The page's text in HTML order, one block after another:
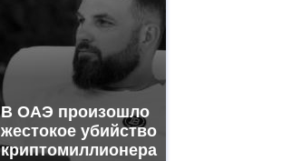
В ОАЭ произошло
жестокое убийство
криптомиллионера